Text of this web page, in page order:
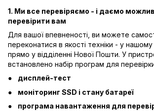
1. Ми все перевіряємо - і даємо
перевірити вам
Для вашої впевненості, ви можете
переконатися в якості техніки - у нашому
прямо у відділенні Нової Пошти. У
встановлено набір програм для
дисплей-тест
моніторинг SSD і стану батареї
програма навантаження для